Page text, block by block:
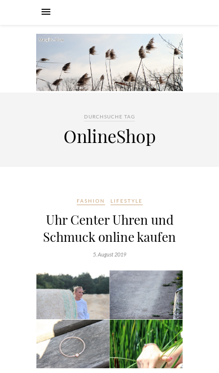
DURCHSUCHE TAG
OnlineShop
FASHION LIFESTYLE
Uhr Center Uhren und
Schmuck online kaufen
5. August 2019